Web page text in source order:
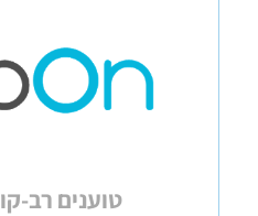
טוענים רב-